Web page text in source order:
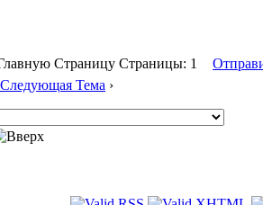
Страницы: 1
Следующая Тема ›